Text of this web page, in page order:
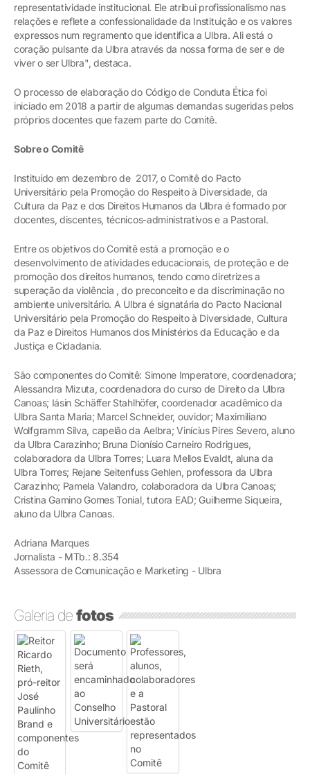
representatividade institucional. Ele atribui profissionalismo nas
relações e reflete a confessionalidade da Instituição e os valores
expressos num regramento que identifica a Ulbra. Ali está o
coração pulsante da Ulbra através da nossa forma de ser e de
viver o ser Ulbra", destaca.
O processo de elaboração do Código de Conduta Ética foi
iniciado em 2018 a partir de algumas demandas sugeridas pelos
próprios docentes que fazem parte do Comitê.
Sobre o Comitê
Instituído em dezembro de 2017, o Comitê do Pacto
Universitário pela Promoção do Respeito à Diversidade, da
Cultura da Paz e dos Direitos Humanos da Ulbra é formado por
docentes, discentes, técnicos-administrativos e a Pastoral.
Entre os objetivos do Comitê está a promoção e o
desenvolvimento de atividades educacionais, de proteção e de
promoção dos direitos humanos, tendo como diretrizes a
superação da violência , do preconceito e da discriminação no
ambiente universitário. A Ulbra é signatária do Pacto Nacional
Universitário pela Promoção do Respeito à Diversidade, Cultura
da Paz e Direitos Humanos dos Ministérios da Educação e da
Justiça e Cidadania.
São componentes do Comitê: Simone Imperatore, coordenadora;
Alessandra Mizuta, coordenadora do curso de Direito da Ulbra
Canoas; Iásin Schäffer Stahlhöfer, coordenador acadêmico da
Ulbra Santa Maria; Marcel Schneider, ouvidor; Maximiliano
Wolfgramm Silva, capelão da Aelbra; Vinícius Pires Severo, aluno
da Ulbra Carazinho; Bruna Dionísio Carneiro Rodrigues,
colaboradora da Ulbra Torres; Luara Mellos Evaldt, aluna da
Ulbra Torres; Rejane Seitenfuss Gehlen, professora da Ulbra
Carazinho; Pamela Valandro, colaboradora da Ulbra Canoas;
Cristina Gamino Gomes Tonial, tutora EAD; Guilherme Siqueira,
aluno da Ulbra Canoas.
Adriana Marques
Jornalista - MTb.: 8.354
Assessora de Comunicação e Marketing - Ulbra
Galeria defotos